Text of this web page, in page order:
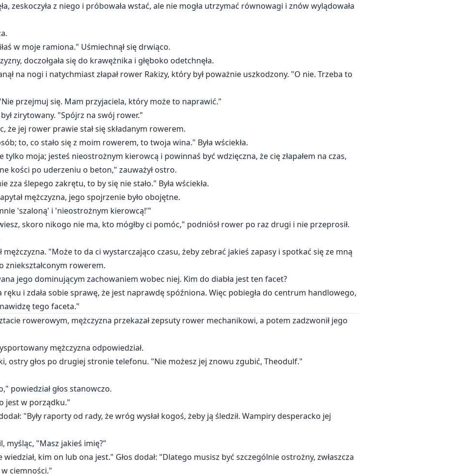
zeskoczyła z niego i próbowała wstać, ale nie mogła utrzymać równowagi i znów wylądowała
w moje ramiona." Uśmiechnął się drwiąco.
doczołgała się do krawężnika i głęboko odetchnęła.
na nogi i natychmiast złapał rower Rakizy, który był poważnie uszkodzony. "O nie. Trzeba to
przejmuj się. Mam przyjaciela, który może to naprawić."
zirytowany. "Spójrz na swój rower."
że jej rower prawie stał się składanym rowerem.
to, co stało się z moim rowerem, to twoja wina." Była wściekła.
tylko moja; jesteś nieostrożnym kierowcą i powinnaś być wdzięczna, że cię złapałem na czas,
kości po uderzeniu o beton," zauważył ostro.
zza ślepego zakrętu, to by się nie stało." Była wściekła.
mężczyzna, jego spojrzenie było obojętne.
'szaloną' i 'nieostrożnym kierowcą!'"
skoro nikogo nie ma, kto mógłby ci pomóc," podniósł rower po raz drugi i nie przeprosił.
mężczyzna. "Może to da ci wystarczająco czasu, żeby zebrać jakieś zapasy i spotkać się ze mną
zniekształconym rowerem.
jego dominującym zachowaniem wobec niej. Kim do diabła jest ten facet?
ręku i zdała sobie sprawę, że jest naprawdę spóźniona. Więc pobiegła do centrum handlowego,
tego faceta."
rowerowym, mężczyzna przekazał zepsuty rower mechanikowi, a potem zadzwonił jego
mężczyzna odpowiedział.
ostry głos po drugiej stronie telefonu. "Nie możesz jej znowu zgubić, Theodulf."
powiedział głos stanowczo.
jest w porządku."
"Były raporty od rady, że wróg wysłał kogoś, żeby ją śledził. Wampiry desperacko jej
myśląc, "Masz jakieś imię?"
kim on lub ona jest." Głos dodał: "Dlatego musisz być szczególnie ostrożny, zwłaszcza
ciemności."